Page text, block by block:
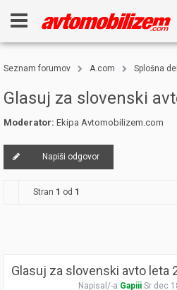
Seznam forumov A.com Splošna
Glasuj za slovenski
Moderator: Ekipa Avtomobilizem.com
Napiši odgovor
Stran 1 od 1
Glasuj za slovenski avto leta
Napisal/-a Gapiii Sr dec